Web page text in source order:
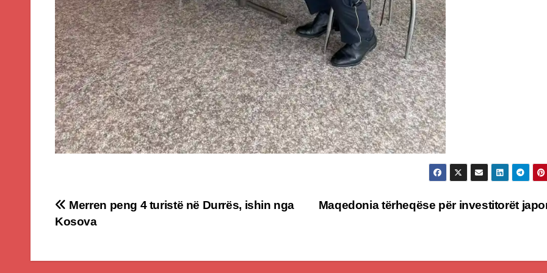
Post
Maqedonia tërheqëse për investitorët
Merren peng 4 turistë në Durrës, ishin nga
Kosova